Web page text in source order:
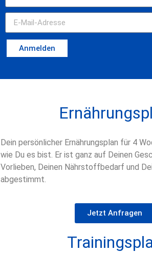
Anmelden
Dein persönlicher Ernährungsplan für 4
wie Du es bist. Er ist ganz auf Deinen
Vorlieben, Deinen Nährstoffbedarf und
abgestimmt.
Jetzt Anfragen